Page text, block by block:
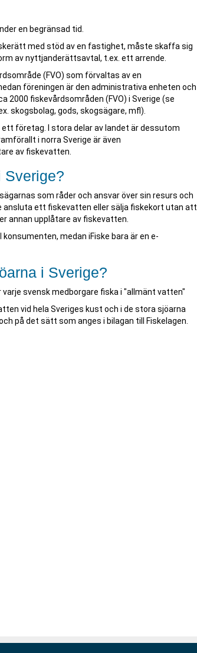
en begränsad tid.
med stöd av en fastighet, måste skaffa sig
av nyttjanderättsavtal, t.ex. ett arrende.
(FVO) som förvaltas av en
föreningen är den administrativa enheten och
fiskevårdsområden (FVO) i Sverige (se
skogsbolag, gods, skogsägare, mfl).
företag. I stora delar av landet är dessutom
i norra Sverige är även
av fiskevatten.
Sverige?
som råder och ansvar över sin resurs och
ansluta ett fiskevatten eller sälja fiskekort utan att
annan upplåtare av fiskevatten.
medan iFiske bara är en e-
i Sverige?
svensk medborgare fiska i "allmänt vatten"
vid hela Sveriges kust och i de stora sjöarna
på det sätt som anges i bilagan till Fiskelagen.